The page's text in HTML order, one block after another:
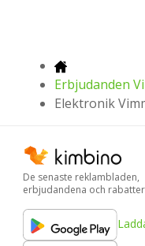
Erbjudanden
Elektronik
De senaste reklambladen,
erbjudandena och